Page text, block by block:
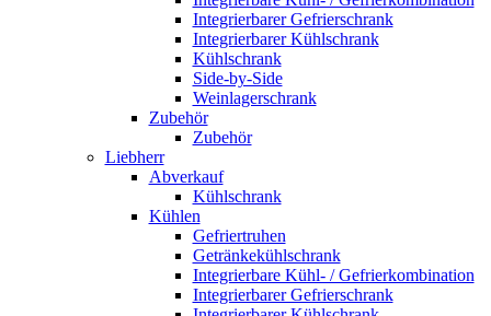
Integrierbarer Gefrierschrank
Integrierbarer Kühlschrank
Kühlschrank
Side-by-Side
Weinlagerschrank
Zubehör
Zubehör
Liebherr
Abverkauf
Kühlschrank
Kühlen
Gefriertruhen
Getränkekühlschrank
Integrierbare Kühl- / Gefrierkombination
Integrierbarer Gefrierschrank